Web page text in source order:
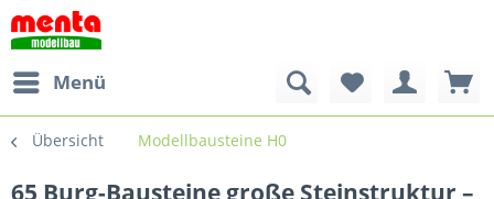
Menü
Übersicht Modellbausteine H0
65 Burg-Bausteine große Steinstruktur –